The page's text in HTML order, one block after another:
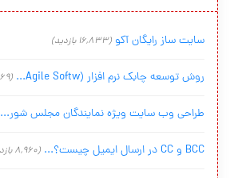
سایت ساز رایگان آکو (16,833 بازدید)
روش توسعه چابک نرم افزار (Agile Softw... (9,569 بازدید)
طراحی وب سایت ویژه نمایندگان مجلس شور...
BCC و CC در ارسال ایمیل چیست؟... (8,960 بازدید)